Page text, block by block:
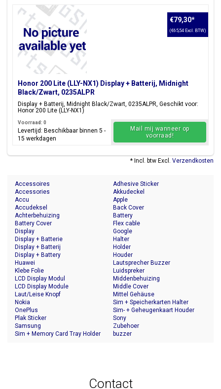
Honor 200 Lite (LLY-NX1) Display + Batterij, Midnight
Black/Zwart, 0235ALPR
Display + Batterij, Midnight Black/Zwart, 0235ALPR, Geschikt voor:
Honor 200 Lite (LLY-NX1)
€79,30*
(€65,54 Excl. BTW)
Voorraad: 0
Levertijd: Beschikbaar binnen 5 -
15 werkdagen
Mail mij wanneer op
voorraad!
* Incl. btw Excl. Verzendkosten
Accessoires
Accessories
Accu
Accudeksel
Achterbehuizing
Adhesive Sticker
Akkudeckel
Apple
Back Cover
Battery
Battery Cover
Display
Display + Batterie
Display + Batterij
Display + Battery
Flex cable
Google
Halter
Holder
Houder
Huawei
Klebe Folie
LCD Display Modul
LCD Display Module
Laut/Leise Knopf
Lautsprecher Buzzer
Luidspreker
Middenbehuizing
Middle Cover
Mittel Gehäuse
Nokia
OnePlus
Plak Sticker
Samsung
Sim + Memory Card Tray Holder
Sim + Speicherkarten Halter
Sim- + Geheugenkaart Houder
Sony
Zubehoer
buzzer
Contact